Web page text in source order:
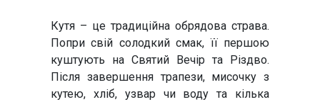
Кутя – це традиційна обрядова страва.
Попри свій солодкий смак, її першою
куштують на Святий Вечір та Різдво.
Після завершення трапези, мисочку з
кутею, хліб, узвар чи воду та кілька